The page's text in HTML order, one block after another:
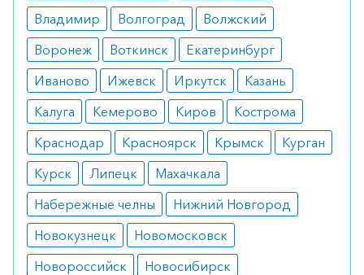
Владимир
Волгоград
Волжский
Воронеж
Воткинск
Екатеринбург
Иваново
Ижевск Иркутск
Казань
Калуга
Кемерово Киров
Кострома
Краснодар
Красноярск Крымск
Курган
Курск
Липецк
Махачкала
Набережные челны
Нижний Новгород
Новокузнецк
Новомосковск
Новороссийск
Новосибирск